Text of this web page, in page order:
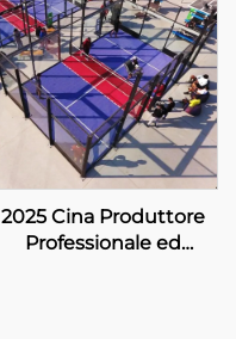
Panoramico 001-3
2025 Cina Produttore
Professionale ed